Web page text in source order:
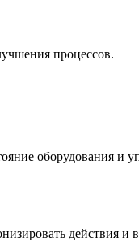
процессов.
оборудования и
действия и